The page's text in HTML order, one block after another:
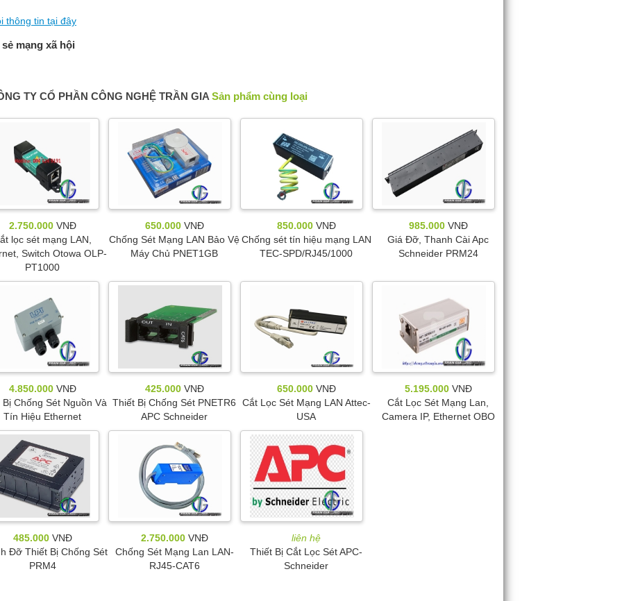
thông tin tại đây
mạng xã hội
TY CỔ PHẦN CÔNG NGHỆ TRẦN GIA Sản phẩm cùng loại
2.750.000VNĐ
lọc sét mạng LAN,
Switch Otowa OLP-
PT1000
650.000VNĐ
Chống Sét Mạng LAN Bảo Vệ
Máy Chủ PNET1GB
850.000VNĐ
Chống sét tín hiệu mạng LAN
TEC-SPD/RJ45/1000
985.000VNĐ
Giá Đỡ, Thanh Cài Apc
Schneider PRM24
4.850.000VNĐ
Bị Chống Sét Nguồn Và
Tín Hiệu Ethernet
425.000VNĐ
Thiết Bị Chống Sét PNETR6
APC Schneider
650.000VNĐ
Cắt Lọc Sét Mạng LAN Attec-
USA
5.195.000VNĐ
Cắt Lọc Sét Mạng Lan,
Camera IP, Ethernet OBO
485.000VNĐ
Đỡ Thiết Bị Chống Sét
PRM4
2.750.000VNĐ
Chống Sét Mạng Lan LAN-
RJ45-CAT6
liên hệ
Thiết Bị Cắt Lọc Sét APC-
Schneider